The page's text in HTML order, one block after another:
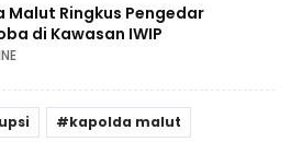
Malut Ringkus Pengedar
di Kawasan IWIP
kapolda malut